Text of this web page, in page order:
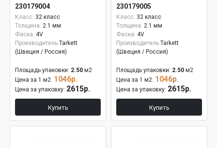
230179004
Класс: 32 класс
Толщина: 2.1 мм
Фаска: 4V
Производитель Tarkett
(Швеция / Россия)
Площадь упаковки: 2.50 м2
Цена за 1 м2: 1046р.
Цена за упаковку: 2615р.
Купить
230179005
Класс: 32 класс
Толщина: 2.1 мм
Фаска: 4V
Производитель Tarkett
(Швеция / Россия)
Площадь упаковки: 2.50 м2
Цена за 1 м2: 1046р.
Цена за упаковку: 2615р.
Купить